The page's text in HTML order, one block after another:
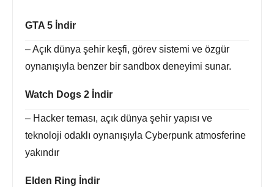
GTA 5 İndir
– Açık dünya şehir keşfi, görev sistemi ve özgür
oynanışıyla benzer bir sandbox deneyimi sunar.
Watch Dogs 2 İndir
– Hacker teması, açık dünya şehir yapısı ve
teknoloji odaklı oynanışıyla Cyberpunk atmosferine
yakındır
Elden Ring İndir